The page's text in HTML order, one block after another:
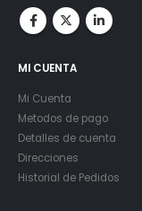
MI CUENTA
Mi Cuenta
Metodos de pago
Detalles de cuenta
Direcciones
Historial de Pedidos